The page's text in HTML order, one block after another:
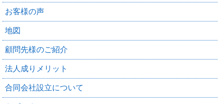
お客様の声
地図
顧問先様のご紹介
法人成りメリット
合同会社設立について